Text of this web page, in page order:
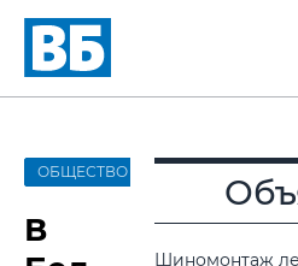
ОБЩЕСТВО
В
Шиномонтаж